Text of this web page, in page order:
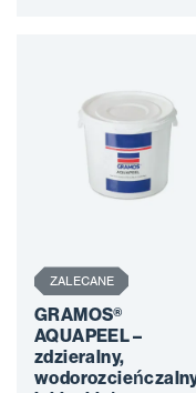
ZALECANE
GRAMOS®
AQUAPEEL –
zdzieralny,